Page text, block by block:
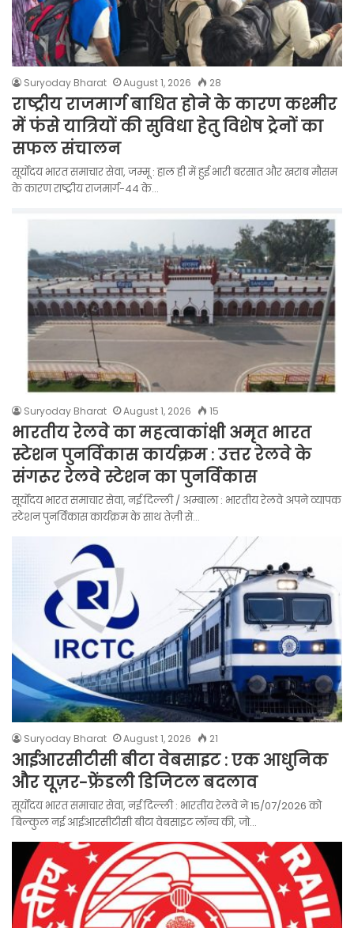
Suryoday Bharat August 1, 2026 28
राष्ट्रीय राजमार्ग बाधित होने के कारण कश्मीर
में फंसे यात्रियों की सुविधा हेतु विशेष ट्रेनों का
सफल संचालन
सूर्योदय भारत समाचार सेवा, जम्मू : हाल ही में हुई भारी बरसात और खराब मौसम
के कारण राष्ट्रीय राजमार्ग-44 के…
Suryoday Bharat August 1, 2026 15
भारतीय रेलवे का महत्वाकांक्षी अमृत भारत
स्टेशन पुनर्विकास कार्यक्रम : उत्तर रेलवे के
संगरूर रेलवे स्टेशन का पुनर्विकास
सूर्योदय भारत समाचार सेवा, नई दिल्ली / अम्बाला : भारतीय रेलवे अपने व्यापक
स्टेशन पुनर्विकास कार्यक्रम के साथ तेज़ी से…
Suryoday Bharat August 1, 2026 21
आईआरसीटीसी बीटा वेबसाइट : एक आधुनिक
और यूज़र-फ्रेंडली डिजिटल बदलाव
सूर्योदय भारत समाचार सेवा, नई दिल्ली : भारतीय रेलवे ने 15/07/2026 को
बिल्कुल नई आईआरसीटीसी बीटा वेबसाइट लॉन्च की, जो…